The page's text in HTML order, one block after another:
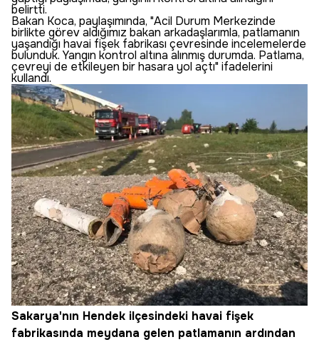
belirtti.
Bakan Koca, paylaşımında, "Acil Durum Merkezinde
birlikte görev aldığımız bakan arkadaşlarımla, patlamanın
yaşandığı havai fişek fabrikası çevresinde incelemelerde
bulunduk. Yangın kontrol altına alınmış durumda. Patlama,
çevreyi de etkileyen bir hasara yol açtı" ifadelerini
kullandı.
Sakarya'nın Hendek ilçesindeki havai fişek
fabrikasında meydana gelen patlamanın ardından